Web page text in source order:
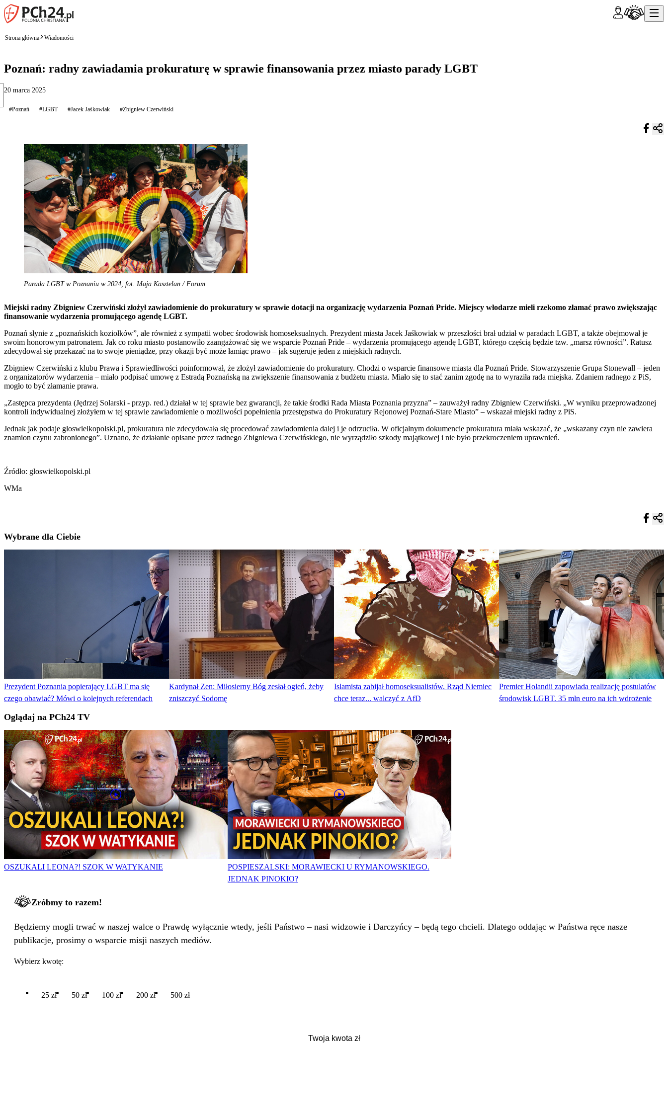
Strona główna Wiadomości
Poznań: radny zawiadamia prokuraturę w sprawie finansowania przez miasto parady LGBT
20 marca 2025
#Poznań #LGBT #Jacek Jaśkowiak #Zbigniew Czerwiński
Parada LGBT w Poznaniu w 2024, fot. Maja Kasztelan / Forum
Miejski radny Zbigniew Czerwiński złożył zawiadomienie do prokuratury w sprawie dotacji na organizację wydarzenia Poznań Pride. Miejscy włodarze mieli rzekomo złamać prawo zwiększając
finansowanie wydarzenia promującego agendę LGBT.
Poznań słynie z „poznańskich koziołków”, ale również z sympatii wobec środowisk homoseksualnych. Prezydent miasta Jacek Jaśkowiak w przeszłości brał udział w paradach LGBT, a także obejmował je
swoim honorowym patronatem. Jak co roku miasto postanowiło zaangażować się we wsparcie Poznań Pride – wydarzenia promującego agendę LGBT, którego częścią będzie tzw. „marsz równości”. Ratusz
zdecydował się przekazać na to swoje pieniądze, przy okazji być może łamiąc prawo – jak sugeruje jeden z miejskich radnych.
Zbigniew Czerwiński z klubu Prawa i Sprawiedliwości poinformował, że złożył zawiadomienie do prokuratury. Chodzi o wsparcie finansowe miasta dla Poznań Pride. Stowarzyszenie Grupa Stonewall – jeden
z organizatorów wydarzenia – miało podpisać umowę z Estradą Poznańską na zwiększenie finansowania z budżetu miasta. Miało się to stać zanim zgodę na to wyraziła rada miejska. Zdaniem radnego z PiS,
mogło to być złamanie prawa.
„Zastępca prezydenta (Jędrzej Solarski - przyp. red.) działał w tej sprawie bez gwarancji, że takie środki Rada Miasta Poznania przyzna” – zauważył radny Zbigniew Czerwiński. „W wyniku przeprowadzonej
kontroli indywidualnej złożyłem w tej sprawie zawiadomienie o możliwości popełnienia przestępstwa do Prokuratury Rejonowej Poznań-Stare Miasto” – wskazał miejski radny z PiS.
Jednak jak podaje gloswielkopolski.pl, prokuratura nie zdecydowała się procedować zawiadomienia dalej i je odrzuciła. W oficjalnym dokumencie prokuratura miała wskazać, że „wskazany czyn nie zawiera
znamion czynu zabronionego”. Uznano, że działanie opisane przez radnego Zbigniewa Czerwińskiego, nie wyrządziło szkody majątkowej i nie było przekroczeniem uprawnień.
Źródło: gloswielkopolski.pl
WMa
Wybrane dla Ciebie
Prezydent Poznania popierający LGBT ma się
czego obawiać? Mówi o kolejnych referendach
Kardynał Zen: Miłosierny Bóg zesłał ogień, żeby
zniszczyć Sodomę
Islamista zabijał homoseksualistów. Rząd Niemiec
chce teraz... walczyć z AfD
Premier Holandii zapowiada realizację postulatów
środowisk LGBT. 35 mln euro na ich wdrożenie
Oglądaj na PCh24 TV
OSZUKALI LEONA?! SZOK W WATYKANIE
POSPIESZALSKI: MORAWIECKI U RYMANOWSKIEGO.
JEDNAK PINOKIO?
Zróbmy to razem!
Będziemy mogli trwać w naszej walce o Prawdę wyłącznie wtedy, jeśli Państwo – nasi widzowie i Darczyńcy – będą tego chcieli. Dlatego oddając w Państwa ręce nasze
publikacje, prosimy o wsparcie misji naszych mediów.
Wybierz kwotę:
25 zł 50 zł 100 zł 200 zł 500 zł